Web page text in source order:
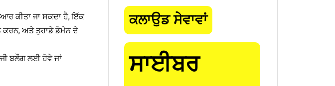
ਕੀਤਾ ਜਾ ਸਕਦਾ ਹੈ, ਇੱਕ
ਕਰਨ, ਅਤੇ ਤੁਹਾਡੇ ਡੋਮੇਨ ਦੇ
ਬਲੌਗ ਲਈ ਹੋਵੇ ਜਾਂ
ਕਲਾਉਡ ਸੇਵਾਵਾਂ
ਸਾਈਬਰ